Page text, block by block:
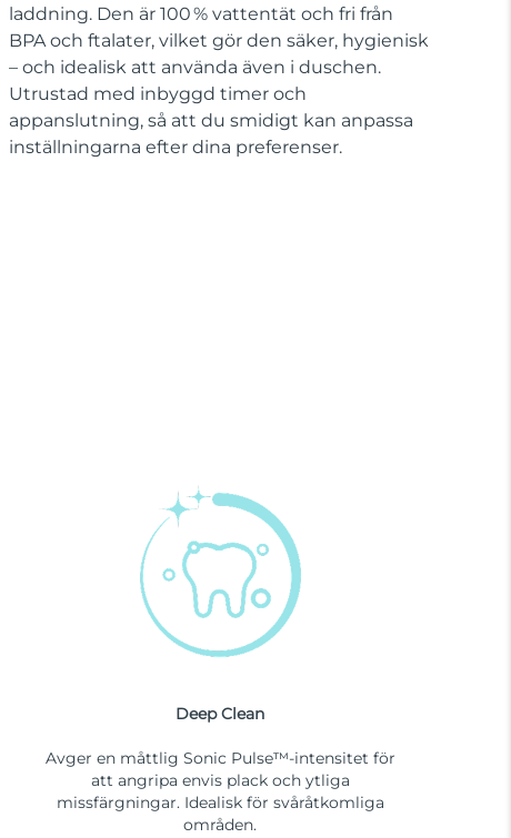
laddning. Den är 100 % vattentät och fri från
BPA och ftalater, vilket gör den säker, hygienisk
– och idealisk att använda även i duschen.
Utrustad med inbyggd timer och
appanslutning, så att du smidigt kan anpassa
inställningarna efter dina preferenser.
Deep Clean
Avger en måttlig Sonic Pulse™-intensitet för
att angripa envis plack och ytliga
missfärgningar. Idealisk för svåråtkomliga
områden.